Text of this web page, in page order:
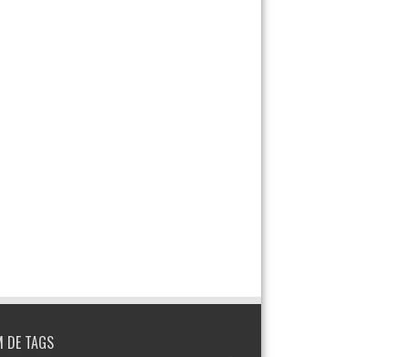
DE TAGS